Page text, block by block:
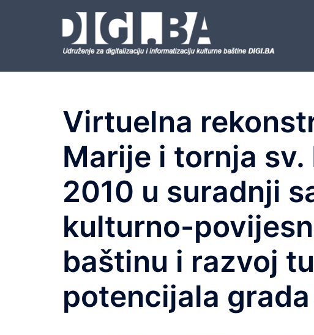
Virtuelna
Marije i tornja sv.
2010 u suradnji
kulturno-
baštinu i razvoj
potencijala grada